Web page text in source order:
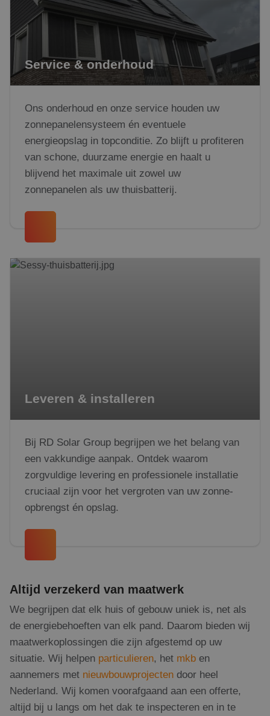
Service & onderhoud
Ons onderhoud en onze service houden uw
zonnepanelensysteem én eventuele
energieopslag in topconditie. Zo blijft u profiteren
van schone, duurzame energie en haalt u
blijvend het maximale uit zowel uw
zonnepanelen als uw thuisbatterij.
Leveren & installeren
Bij RD Solar Group begrijpen we het belang van
een vakkundige aanpak. Ontdek waarom
zorgvuldige levering en professionele installatie
cruciaal zijn voor het vergroten van uw zonne-
opbrengst én opslag.
Altijd verzekerd van maatwerk
We begrijpen dat elk huis of gebouw uniek is, net als
de energiebehoeften van elk pand. Daarom bieden wij
maatwerkoplossingen die zijn afgestemd op uw
situatie. Wij helpen particulieren, het mkb en
aannemers met nieuwbouwprojecten door heel
Nederland. Wij komen voorafgaand aan een offerte,
altijd bij u langs om het dak te inspecteren en in te